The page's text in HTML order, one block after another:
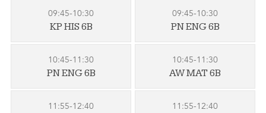
09:45-10:30
KP HIS 6B
10:45-11:30
PN ENG 6B
11:55-12:40
09:45-10:30
PN ENG 6B
10:45-11:30
AW MAT 6B
11:55-12:40